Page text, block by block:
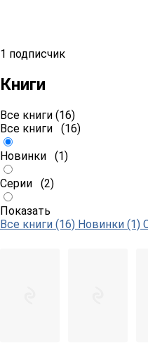
1 подписчик
Книги
Все книги (16)
Все книги (16)
Новинки (1)
Серии (2)
Показать
Все книги (16) Новинки (1)